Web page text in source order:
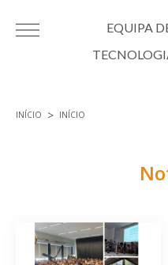
EQUIPA
INÍCIO INÍCIO
Páginas